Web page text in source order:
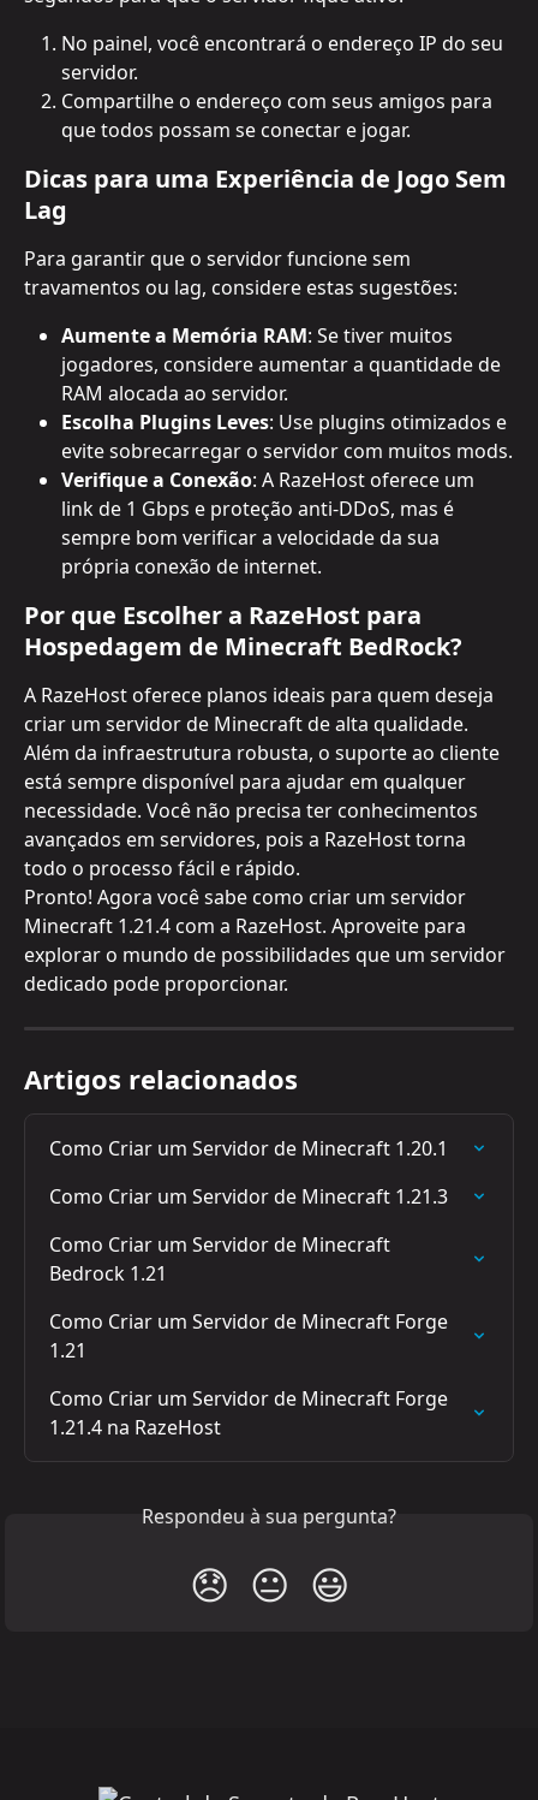
No painel, você encontrará o endereço IP do seu
servidor.
Compartilhe o endereço com seus amigos para
que todos possam se conectar e jogar.
Dicas para uma Experiência de Jogo Sem
Lag
Para garantir que o servidor funcione sem
travamentos ou lag, considere estas sugestões:
Aumente a Memória RAM: Se tiver muitos
jogadores, considere aumentar a quantidade de
RAM alocada ao servidor.
Escolha Plugins Leves: Use plugins otimizados e
evite sobrecarregar o servidor com muitos mods.
Verifique a Conexão: A RazeHost oferece um
link de 1 Gbps e proteção anti-DDoS, mas é
sempre bom verificar a velocidade da sua
própria conexão de internet.
Por que Escolher a RazeHost para
Hospedagem de Minecraft BedRock?
A RazeHost oferece planos ideais para quem deseja
criar um servidor de Minecraft de alta qualidade.
Além da infraestrutura robusta, o suporte ao cliente
está sempre disponível para ajudar em qualquer
necessidade. Você não precisa ter conhecimentos
avançados em servidores, pois a RazeHost torna
todo o processo fácil e rápido.
Pronto! Agora você sabe como criar um servidor
Minecraft 1.21.4 com a RazeHost. Aproveite para
explorar o mundo de possibilidades que um servidor
dedicado pode proporcionar.
Artigos relacionados
Como Criar um Servidor de Minecraft 1.20.1
Como Criar um Servidor de Minecraft 1.21.3
Como Criar um Servidor de Minecraft
Bedrock 1.21
Como Criar um Servidor de Minecraft Forge
1.21
Como Criar um Servidor de Minecraft Forge
1.21.4 na RazeHost
Respondeu à sua pergunta?
😞 😐 😃